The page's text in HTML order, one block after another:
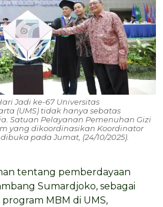
Jadi ke-67 Universitas
(UMS) tidak hanya sebatas
Satuan Pelayanan Pemenuhan Gizi
yang dikoordinasikan Koordinator
pada Jumat, (24/10/2025).
tentang pemberdayaan
Sumardjoko, sebagai
MBM di UMS,